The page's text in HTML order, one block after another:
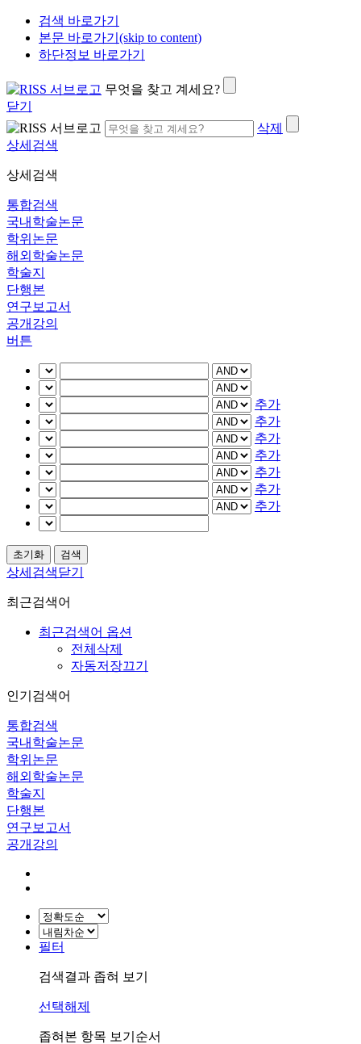
검색 바로가기
본문 바로가기(skip to content)
하단정보 바로가기
무엇을 찾고 계세요?
닫기
삭제
상세검색
상세검색
통합검색
국내학술논문
학위논문
해외학술논문
학술지
단행본
연구보고서
공개강의
버튼
추가
추가
추가
추가
추가
추가
추가
상세검색닫기
최근검색어
최근검색어 옵션
전체삭제
자동저장끄기
인기검색어
통합검색
국내학술논문
학위논문
해외학술논문
학술지
단행본
연구보고서
공개강의
필터
검색결과 좁혀 보기
선택해제
좁혀본 항목 보기순서